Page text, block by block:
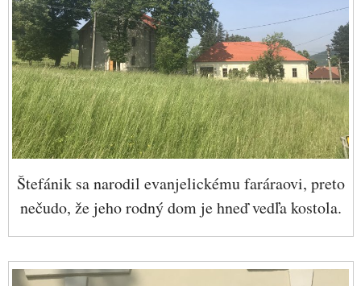
Štefánik sa narodil evanjelickému faráraovi, preto
nečudo, že jeho rodný dom je hneď vedľa kostola.